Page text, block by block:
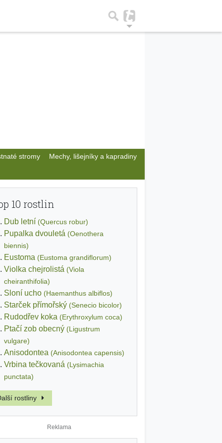
stromy Mechy, lišejníky a kapradiny
10 rostlin
Dub letní (Quercus robur)
Pupalka dvouletá (Oenothera
biennis)
Eustoma (Eustoma grandiflorum)
Violka chejrolistá (Viola
cheiranthifolia)
Sloní ucho (Haemanthus albiflos)
Starček přímořský (Senecio bicolor)
Rudodřev koka (Erythroxylum coca)
Ptačí zob obecný (Ligustrum
vulgare)
Anisodontea (Anisodontea capensis)
Vrbina tečkovaná (Lysimachia
punctata)
rostliny